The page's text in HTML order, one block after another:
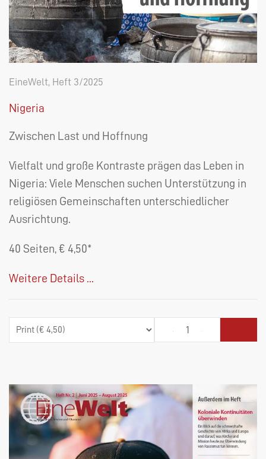
EineWelt, Heft 3/2025
Nigeria
Zwischen Last und Hoffnung
Vielfalt und große Kontraste prägen das Leben in
Nigeria: Viele Menschen suchen Unterstützung in
religiösen Gemeinschaften unterschiedlicher
Ausrichtung.
40 Seiten, € 4,50*
Weitere Details ...